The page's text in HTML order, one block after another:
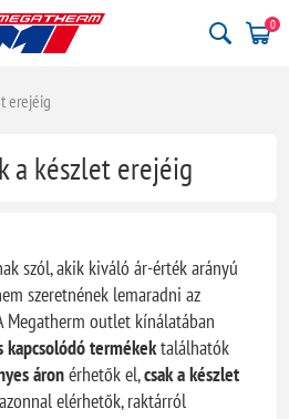
0
erejéig
a készlet erejéig
szól, akik kiváló ár-érték arányú
szeretnének lemaradni az
Megatherm outlet kínálatában
termékektalálhatók
áronérhetők el,csak a készlet
elérhetők, raktárról